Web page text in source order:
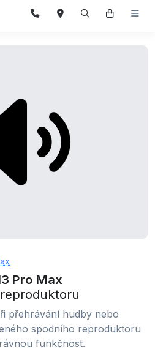
Pro Max
přehrávání hudby nebo
spodního reproduktoru
funkčnost.